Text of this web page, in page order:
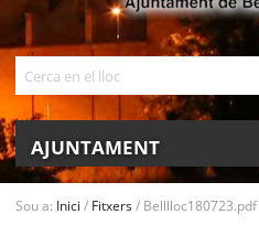
AJUNTAMENT
Sou a: Inici / Fitxers/ Belllloc180723.pdf